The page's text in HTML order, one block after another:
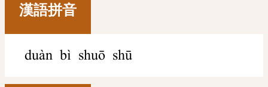
漢語拼音
duàn bì shuō shū